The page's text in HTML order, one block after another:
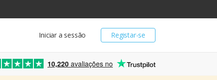
Registar-se
Iniciar a sessão
10,220 avaliações no